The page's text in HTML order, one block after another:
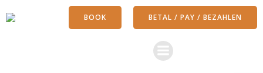
Videre
BOOK BETAL / PAY / BEZAHLEN